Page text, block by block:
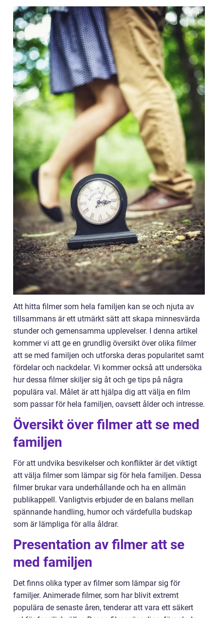
Att hitta filmer som hela familjen kan se och njuta av
tillsammans är ett utmärkt sätt att skapa minnesvärda
stunder och gemensamma upplevelser. I denna artikel
kommer vi att ge en grundlig översikt över olika filmer
att se med familjen och utforska deras popularitet samt
fördelar och nackdelar. Vi kommer också att undersöka
hur dessa filmer skiljer sig åt och ge tips på några
populära val. Målet är att hjälpa dig att välja en film
som passar för hela familjen, oavsett ålder och intresse.
Översikt över filmer att se med
familjen
För att undvika besvikelser och konflikter är det viktigt
att välja filmer som lämpar sig för hela familjen. Dessa
filmer brukar vara underhållande och ha en allmän
publikappell. Vanligtvis erbjuder de en balans mellan
spännande handling, humor och värdefulla budskap
som är lämpliga för alla åldrar.
Presentation av filmer att se
med familjen
Det finns olika typer av filmer som lämpar sig för
familjer. Animerade filmer, som har blivit extremt
populära de senaste åren, tenderar att vara ett säkert